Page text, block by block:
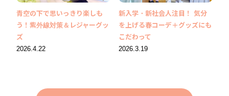
青空の下で思いっきり楽しも
う！紫外線対策＆レジャーグッ
ズ
2026.4.22
新入学・新社会人注目！ 気分
を上げる春コーデ＋グッズにも
こだわって
2026.3.19